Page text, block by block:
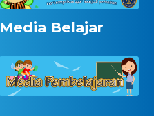
Media Belajar